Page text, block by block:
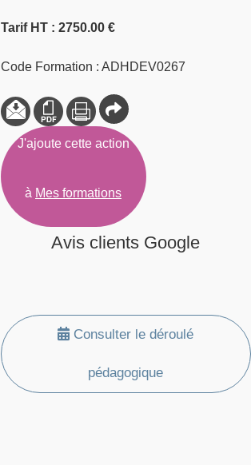
Tarif HT : 2750.00 €
Code Formation : ADHDEV0267
J'ajoute cette action
à Mes formations
Avis clients Google
Consulter le déroulé
pédagogique